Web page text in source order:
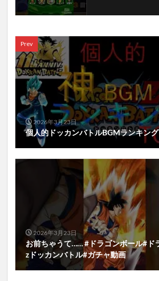
Prev
2026年3月23日
個人的ドッカンバトルBGMランキン
2026年3月23日
お前ちゃうて…… #ドラゴンボール#ド
zドッカンバトル#ガチャ動画